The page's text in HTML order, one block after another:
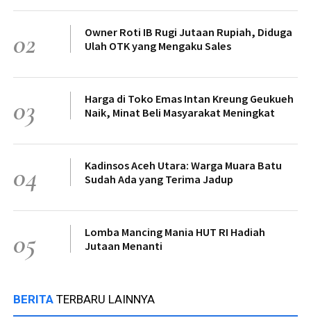
02
Owner Roti IB Rugi Jutaan Rupiah, Diduga
Ulah OTK yang Mengaku Sales
03
Harga di Toko Emas Intan Kreung Geukueh
Naik, Minat Beli Masyarakat Meningkat
04
Kadinsos Aceh Utara: Warga Muara Batu
Sudah Ada yang Terima Jadup
05
Lomba Mancing Mania HUT RI Hadiah
Jutaan Menanti
BERITA TERBARU LAINNYA